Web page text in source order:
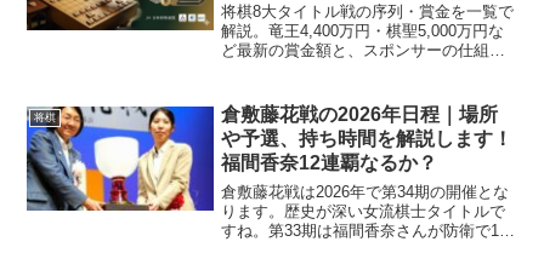
将棋8大タイトル戦の序列・賞金を一覧で
解説。竜王4,400万円・棋聖5,000万円な
ど最新の賞金額と、スポンサーの仕組み
まとめました。
将棋
倉敷藤花戦の2026年日程｜場所
や予選、持ち時間を解説します！
福間香奈12連覇なるか？
倉敷藤花戦は2026年で第34期の開催とな
ります。歴史が深い女流棋士タイトルで
すね。第33期は福間香奈さんが防衛で11